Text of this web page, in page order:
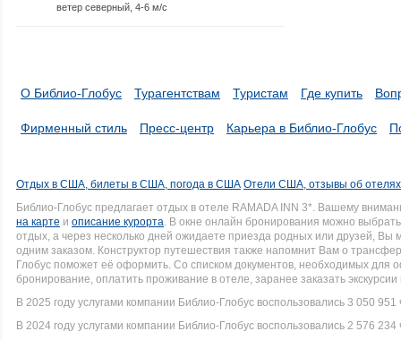
ветер северный, 4-6 м/с
О Библио-Глобус Турагентствам Туристам Где купить
Фирменный стиль Пресс-центр Карьера в Библио-Глобус
Отдых в США, билеты в США, погода в США Отели США, отзывы об
Библио-Глобус предлагает отдых в отеле RAMADA INN 3*. Вашему
на карте и описание курорта. В окне онлайн бронирования можно
отдых, а через несколько дней ожидаете приезда родных или друзей, Вы
одним заказом. Конструктор путешествия также напомнит Вам о
Глобус поможет её оформить. Со списком документов, необходимых
бронирование, оплатить проживание в отеле, заранее заказать
В 2025 году услугами компании Библио-Глобус воспользовались 3 050 951
В 2024 году услугами компании Библио-Глобус воспользовались 2 576 234